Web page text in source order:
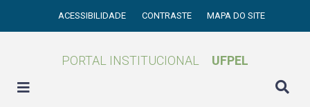
ACESSIBILIDADE CONTRASTE MAPA DO SITE
PORTAL INSTITUCIONAL UFPEL